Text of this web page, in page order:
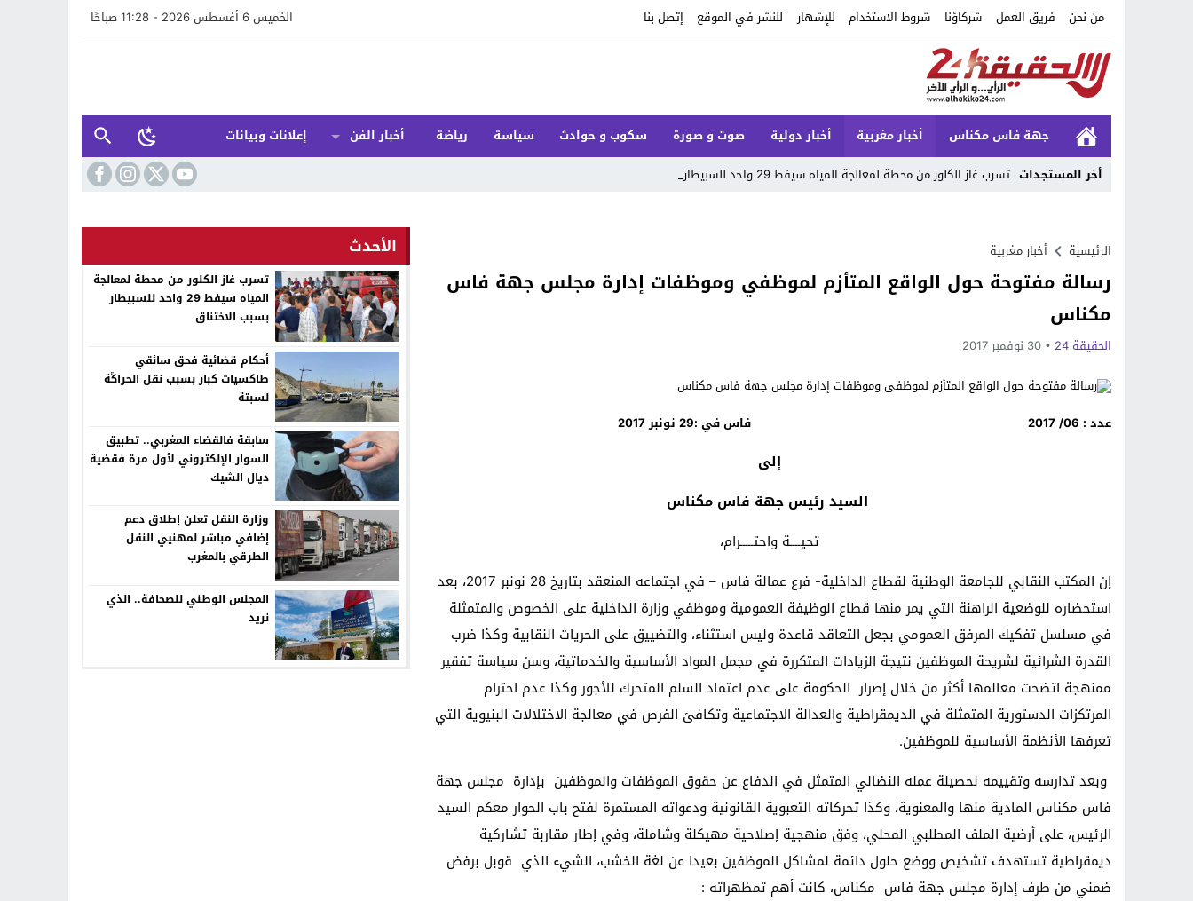
من نحن فريق العمل شركاؤنا شروط الاستخدام للإشهار للنشر في الموقع إتصل بنا الخميس 6 أغسطس 2026 - 11:28 صباحًا
جهة فاس مكناس أخبار مغربية أخبار دولية صوت و صورة سكوب و حوادث سياسة رياضة أخبار الفن
إعلانات وبيانات
أخر المستجدات تسرب غاز الكلور من محطة لمعالجة المياه سيفط 29 واحد للسبيطار بسبب ال_
Previous
Next
الرئيسية أخبار مغربية
رسالة مفتوحة حول الواقع المتأزم لموظفي وموظفات إدارة مجلس جهة فاس
مكناس‎
الحقيقة 24 30 نوفمبر 2017
عدد : 06
/
2017 فاس في :29 نونبر2017
إلى
السيد رئيس جهة فاس مكناس
تحيــــة واحتـــــرام،
إن المكتب النقابي للجامعة الوطنية لقطاع الداخلية- فرع عمالة فاس – في اجتماعه المنعقد بتاريخ 28 نونبر 2017، بعد
استحضاره للوضعية الراهنة التي يمر منها قطاع الوظيفة العمومية وموظفي وزارة الداخلية على الخصوص والمتمثلة
في مسلسل تفكيك المرفق العمومي بجعل التعاقد قاعدة وليس استثناء، والتضييق على الحريات النقابية وكذا ضرب
القدرة الشرائية لشريحة الموظفين نتيجة الزيادات المتكررة في مجمل المواد الأساسية والخدماتية، وسن سياسة تفقير
ممنهجة اتضحت معالمها أكثر من خلال إصرار الحكومة على عدم اعتماد السلم المتحرك للأجور وكذا عدم احترام
المرتكزات الدستورية المتمثلة في الديمقراطية والعدالة الاجتماعية وتكافئ الفرص في معالجة الاختلالات البنيوية التي
تعرفها الأنظمة الأساسية للموظفين.
وبعد تدارسه وتقييمه لحصيلة عمله النضالي المتمثل في الدفاع عن حقوق الموظفات والموظفين بإدارة مجلس جهة
فاس مكناس المادية منها والمعنوية، وكذا تحركاته التعبوية القانونية ودعواته المستمرة لفتح باب الحوار معكم السيد
الرئيس، على أرضية الملف المطلبي المحلي، وفق منهجية إصلاحية مهيكلة وشاملة، وفي إطار مقاربة تشاركية
ديمقراطية تستهدف تشخيص ووضع حلول دائمة لمشاكل الموظفين بعيدا عن لغة الخشب، الشيء الذي قوبل برفض
ضمني من طرف إدارة مجلس جهة فاس مكناس، كانت أهم تمظهراته :
الأحدث
تسرب غاز الكلور من محطة لمعالجة
المياه سيفط 29 واحد للسبيطار
بسبب الاختناق
أحكام قضائية فحق سائقي
طاكسيات كبار بسبب نقل الحراݣة
لسبتة
سابقة فالقضاء المغربي.. تطبيق
السوار الإلكتروني لأول مرة فقضية
ديال الشيك
وزارة النقل تعلن إطلاق دعم
إضافي مباشر لمهنيي النقل
الطرقي بالمغرب
المجلس الوطني للصحافة.. الذي
نريد